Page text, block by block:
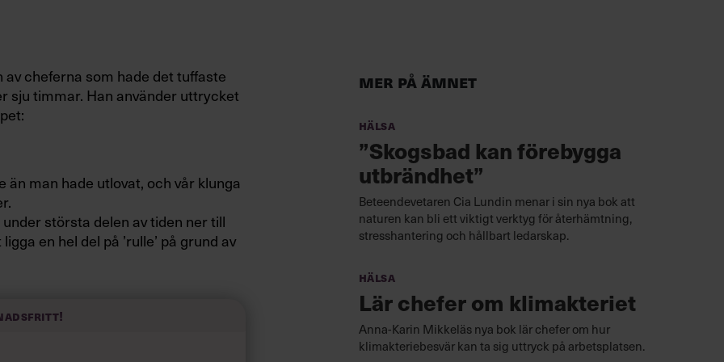
av cheferna som hade det tuffaste
sju timmar. Han använder uttrycket
än man hade utlovat, och vår klunga
största delen av tiden ner till
en hel del på ’rulle’ på grund av
vi av en polismotorcykel
Mer på ämnet
Hälsa
”Skogsbad kan förebygga
utbrändhet”
Beteendevetaren Cia Lundin menar i sin nya bok att
naturen kan bli ett viktigt verktyg för återhämtning,
stresshantering och hållbart ledarskap.
Hälsa
Lär chefer om klimakteriet
Anna-Karin Mikkeläs nya bok lär chefer om hur
klimakteriebesvär kan ta sig uttryck på arbetsplatsen.